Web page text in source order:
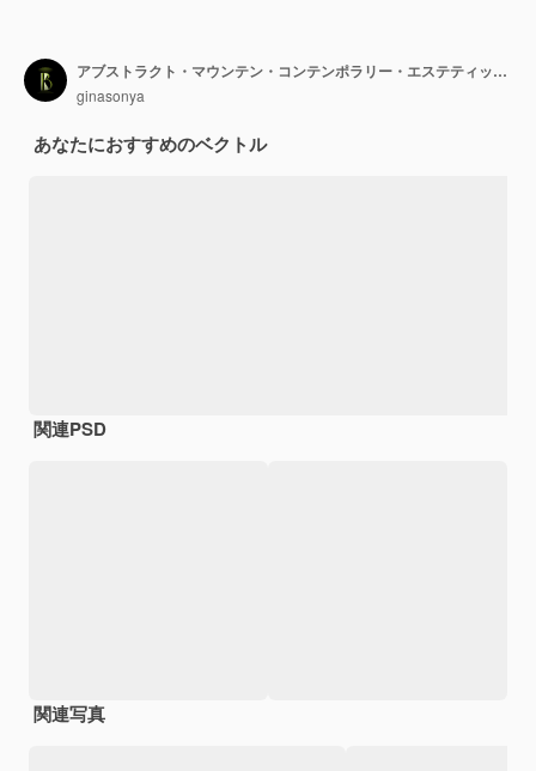
アブストラクト・マウンテン・コンテンポラリー・エステティック・バックグラウンド 山の飛ぶ鳥 海の波のベクトルイラスト
ginasonya
あなたにおすすめのベクトル
関連PSD
関連写真